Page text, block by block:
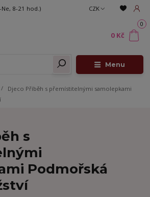
Menu
CZK
Ne, 8-21 hod.)
0
0 Kč
Djeco Příběh s přemístitelnými samolepkami
s
Podmořská